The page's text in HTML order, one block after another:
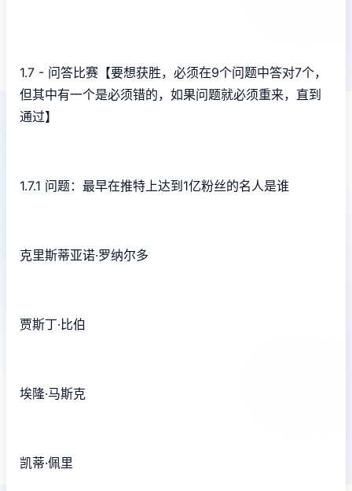
1.7 - 问答比赛【要想获胜，必须在9个问题中答对7个，
但其中有一个是必须错的，如果问题就必须重来，直到
通过】
1.7.1 问题：最早在推特上达到1亿粉丝的名人是谁
克里斯蒂亚诺·罗纳尔多
贾斯丁·比伯
埃隆·马斯克
凯蒂·佩里